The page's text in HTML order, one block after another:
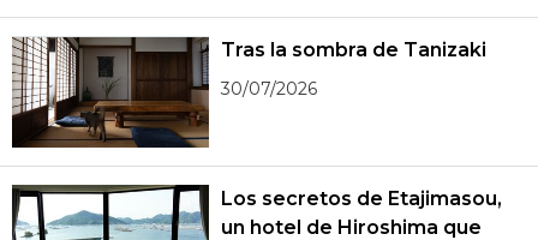
Tras la sombra de Tanizaki
30/07/2026
Los secretos de Etajimasou,
un hotel de Hiroshima que